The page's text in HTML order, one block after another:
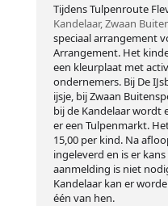
Tijdens Tulpenroute
Kandelaar,Zwaan
speciaal arrangement
Arrangement. Het
een kleurplaat met
ondernemers. Bij De
ijsje, bij Zwaan
bij de Kandelaar wordt
er een Tulpenmarkt.
15,00 per kind. Na
ingeleverd en is er
aanmelding is niet
Kandelaar kan er
één van hen.